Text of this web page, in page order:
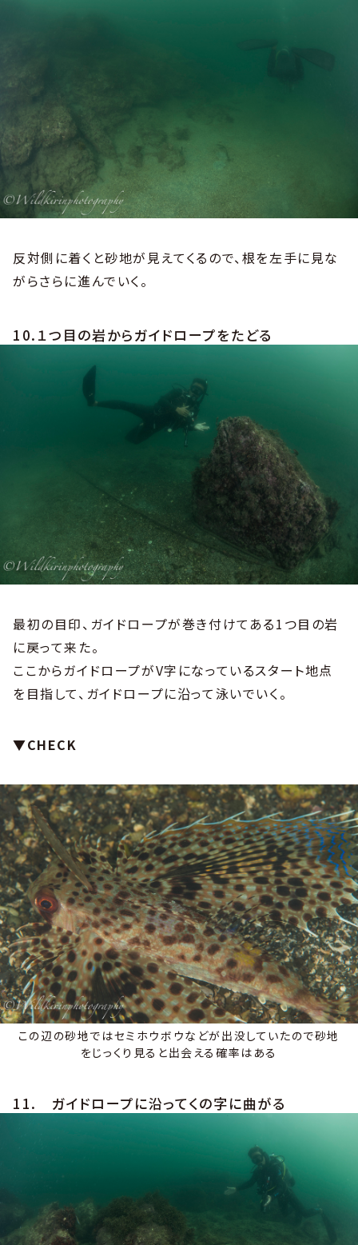
反対側に着くと砂地が見えてくるので、根を左手に見な
がらさらに進んでいく。
10.１つ目の岩からガイドロープをたどる
最初の目印、ガイドロープが巻き付けてある1つ目の岩
に戻って来た。
ここからガイドロープがV字になっているスタート地点
を目指して、ガイドロープに沿って泳いでいく。
▼CHECK
この辺の砂地ではセミホウボウなどが出没していたので砂地
をじっくり見ると出会える確率はある
11. ガイドロープに沿ってくの字に曲がる